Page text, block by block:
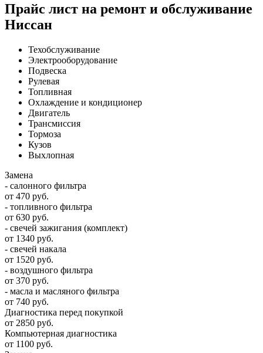
Прайс лист на ремонт и обслуживание
Ниссан
Техобслуживание
Электрооборудование
Подвеска
Рулевая
Топливная
Охлаждение и кондиционер
Двигатель
Трансмиссия
Тормоза
Кузов
Выхлопная
Замена
- салонного фильтра
от 470 руб.
- топливного фильтра
от 630 руб.
- свечей зажигания (комплект)
от 1340 руб.
- свечей накала
от 1520 руб.
- воздушного фильтра
от 370 руб.
- масла и масляного фильтра
от 740 руб.
Диагностика перед покупкой
от 2850 руб.
Компьютерная диагностика
от 1100 руб.